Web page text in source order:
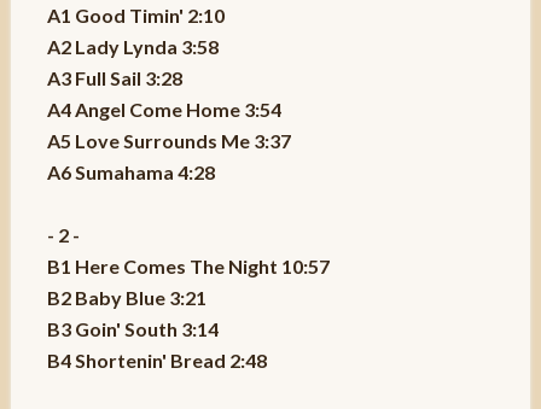
A1 Good Timin' 2:10
A2 Lady Lynda 3:58
A3 Full Sail 3:28
A4 Angel Come Home 3:54
A5 Love Surrounds Me 3:37
A6 Sumahama 4:28
- 2 -
B1 Here Comes The Night 10:57
B2 Baby Blue 3:21
B3 Goin' South 3:14
B4 Shortenin' Bread 2:48